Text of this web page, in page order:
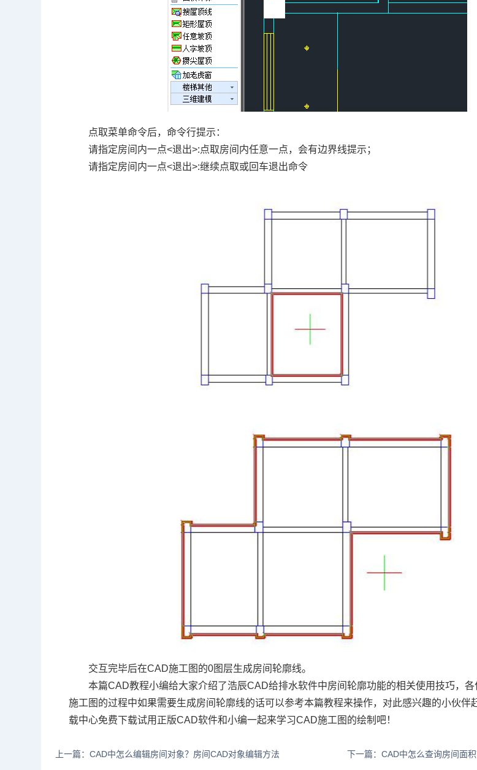
点取菜单命令后，命令行提示：
请指定房间内一点<退出>:点取房间内任意一点，会有边界线提示；
请指定房间内一点<退出>:继续点取或回车退出命令
交互完毕后在CAD施工图的0图层生成房间轮廓线。
本篇CAD教程小编给大家介绍了浩辰CAD给排水软件中房间轮廓功能的相关使用技巧，
施工图的过程中如果需要生成房间轮廓线的话可以参考本篇教程来操作，对此感兴趣的小伙伴
载中心免费下载试用正版CAD软件和小编一起来学习CAD施工图的绘制吧！
上一篇：CAD中怎么编辑房间对象？房间CAD对象编辑方法 下一篇：CAD中怎么查询房间面